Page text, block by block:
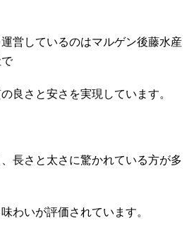
営しているのはマルゲン後藤水産
良さと安さを実現しています。
長さと太さに驚かれている方が多
わいが評価されています。